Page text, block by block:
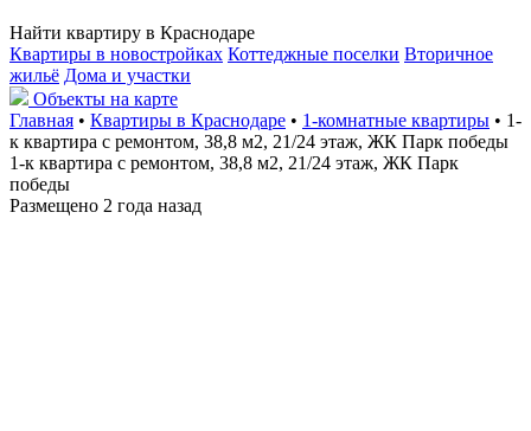
Найти квартиру в Краснодаре
Квартиры в новостройках Коттеджные поселки Вторичное
жильё Дома и участки
Объекты на карте
Главная • Квартиры в Краснодаре • 1-комнатные квартиры • 1-
к квартира с ремонтом, 38,8 м2, 21/24 этаж, ЖК Парк победы
1-к квартира с ремонтом, 38,8 м2, 21/24 этаж, ЖК Парк
победы
Размещено 2 года назад